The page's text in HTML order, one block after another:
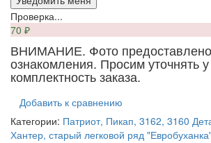
Проверка...
70 ₽
ВНИМАНИЕ. Фото
ознакомления. Просим уточнять
комплектность заказа.
Добавить к сравнению
Категории: Патриот, Пикап, 3162, 3160
Хантер, старый легковой ряд